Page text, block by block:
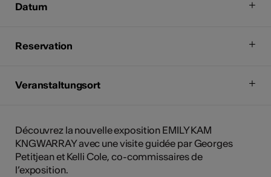
Datum
Reservation
Veranstaltungsort
Découvrez la nouvelle exposition EMILY KAM
KNGWARRAY avec une visite guidée par Georges
Petitjean et Kelli Cole, co-commissaires de
l’exposition.